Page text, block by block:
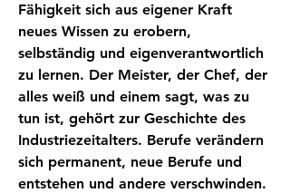
Fähigkeit sich aus eigener Kraft
neues Wissen zu erobern,
selbständig und eigenverantwortlich
zu lernen. Der Meister, der Chef, der
alles weiß und einem sagt, was zu
tun ist, gehört zur Geschichte des
Industriezeitalters. Berufe verändern
sich permanent, neue Berufe und
entstehen und andere verschwinden.